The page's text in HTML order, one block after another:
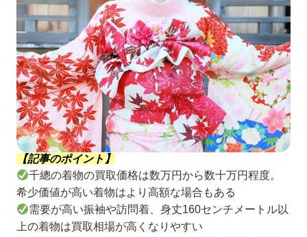
【記事のポイント】
千總の着物の買取価格は数万円から数十万円程度。
希少価値が高い着物はより高額な場合もある
需要が高い振袖や訪問着、身丈160センチメートル以
上の着物は買取相場が高くなりやすい